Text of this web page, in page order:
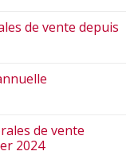
de vente depuis
de vente
2024